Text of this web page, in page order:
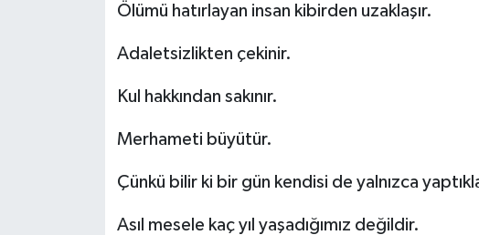
Ölümü hatırlayan insan kibirden uzaklaşır.
Adaletsizlikten çekinir.
Kul hakkından sakınır.
Merhameti büyütür.
Çünkü bilir ki bir gün kendisi de yalnızca
Asıl mesele kaç yıl yaşadığımız değildir.